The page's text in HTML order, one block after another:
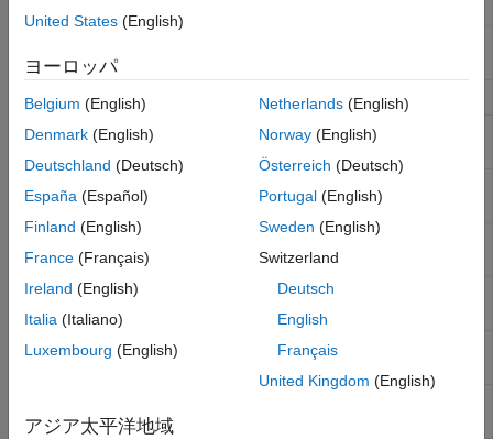
close SFTP または FTP サーバーへの接続を閉じる
delete
SFTP または FTP サーバー上にあるファイルの削
の一覧表示
mget
SFTP または FTP サーバーからのファイルのダウ
ンロード
mkdir
SFTP または FTP サーバーでの新規フォルダーの
mput
SFTP または FTP サーバーへのファイルまたはフ
前の変更
United States (English)
ヨーロッパ
Belgium (English)
Denmark (English)
Deutschland (Deutsch)
España (Español)
Finland (English)
France (Français)
Ireland (English)
Italia (Italiano)
Luxembourg (English)
Netherlands(English)
Norway(English)
Österreich (Deutsch)
Portugal(English)
Sweden (English)
Switzerland
Deutsch
English
Français
United Kingdom (English)
アジア太平洋地域